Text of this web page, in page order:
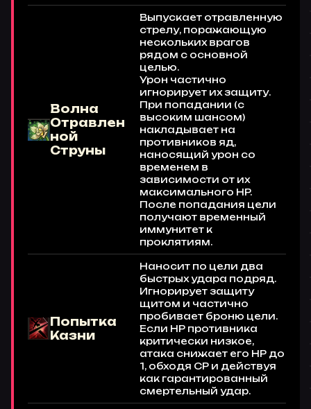
Волна
Отравлен
ной
Струны
Выпускает отравленную
стрелу, поражающую
нескольких врагов
рядом с основной
целью.
Урон частично
игнорирует их защиту.
При попадании (с
высоким шансом)
накладывает на
противников яд,
наносящий урон со
временем в
зависимости от их
максимального HP.
После попадания цели
получают временный
иммунитет к
проклятиям.
Попытка
Казни
Наносит по цели два
быстрых удара подряд.
Игнорирует защиту
щитом и частично
пробивает броню цели.
Если HP противника
критически низкое,
атака снижает его HP до
1, обходя CP и действуя
как гарантированный
смертельный удар.